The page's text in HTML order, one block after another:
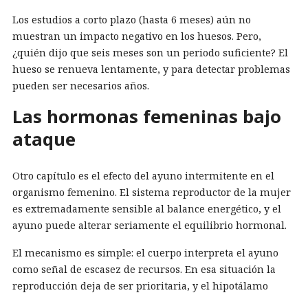
Los estudios a corto plazo (hasta 6 meses) aún no
muestran un impacto negativo en los huesos. Pero,
¿quién dijo que seis meses son un periodo suficiente? El
hueso se renueva lentamente, y para detectar problemas
pueden ser necesarios años.
Las hormonas femeninas bajo
ataque
Otro capítulo es el efecto del ayuno intermitente en el
organismo femenino. El sistema reproductor de la mujer
es extremadamente sensible al balance energético, y el
ayuno puede alterar seriamente el equilibrio hormonal.
El mecanismo es simple: el cuerpo interpreta el ayuno
como señal de escasez de recursos. En esa situación la
reproducción deja de ser prioritaria, y el hipotálamo